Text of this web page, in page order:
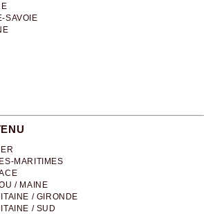
SAVOIE
MARITIMES
/ MAINE
/ GIRONDE
/ SUD